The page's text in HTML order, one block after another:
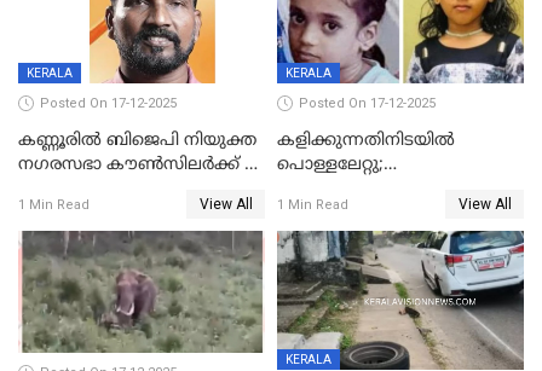
KERALA
Posted On 17-12-2025
കണ്ണൂരിൽ ബിജെപി നിയുക്ത
നഗരസഭാ കൗൺസിലർക്ക് 36
1 Min Read View All
KERALA
Posted On 17-12-2025
കളിക്കുന്നതിനിടയിൽ
പൊള്ളലേറ്റു;
ക്ലാസ് വിദ്യാർത്ഥിനി മരിച്ചു
1 Min Read View All
KERALA